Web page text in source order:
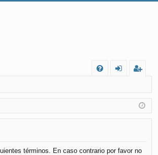
Q
nt
ifi
rs
ist
ra
términos. En caso contrario por favor no